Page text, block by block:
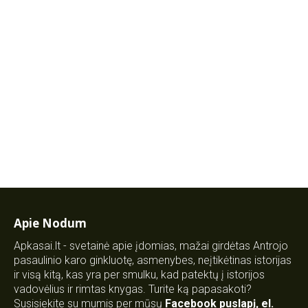
Apie Nodum
Apkasai.lt - svetainė apie įdomias, mažai girdėtas Antrojo
pasaulinio karo ginkluotę, asmenybes, neįtikėtinas istorijas
ir visą kitą, kas yra per smulku, kad patektų į istorijos
vadovėlius ir rimtas knygas. Turite ką papasakoti?
Susisiekite su mumis per mūsų Facebook puslapį, el.